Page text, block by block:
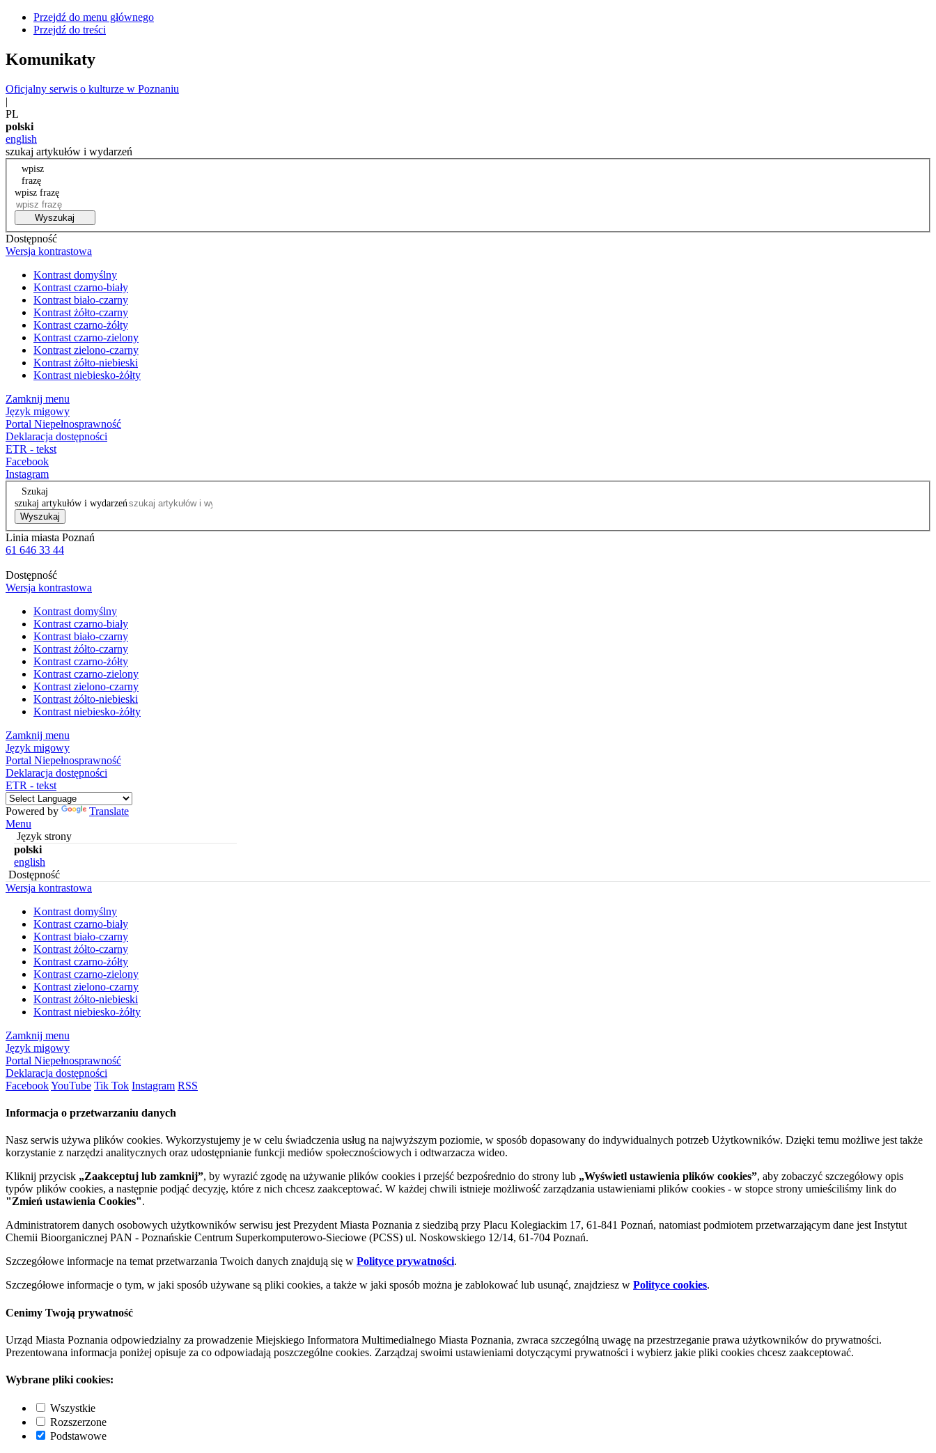
Przejdź do menu głównego
Przejdź do treści
Komunikaty
Oficjalny serwis o kulturze w Poznaniu
|
PL
polski
english
szukaj artykułów i wydarzeń
wpisz
frazę
wpisz frazę
Wyszukaj
Dostępność
Wersja kontrastowa
Kontrast domyślny
Kontrast czarno-biały
Kontrast biało-czarny
Kontrast żółto-czarny
Kontrast czarno-żółty
Kontrast czarno-zielony
Kontrast zielono-czarny
Kontrast żółto-niebieski
Kontrast niebiesko-żółty
Zamknij menu
Język migowy
Portal Niepełnosprawność
Deklaracja dostępności
ETR - tekst
Facebook
Instagram
Szukaj
szukaj artykułów i wydarzeń
Wyszukaj
Linia miasta Poznań
61 646 33 44
Dostępność
Wersja kontrastowa
Kontrast domyślny
Kontrast czarno-biały
Kontrast biało-czarny
Kontrast żółto-czarny
Kontrast czarno-żółty
Kontrast czarno-zielony
Kontrast zielono-czarny
Kontrast żółto-niebieski
Kontrast niebiesko-żółty
Zamknij menu
Język migowy
Portal Niepełnosprawność
Deklaracja dostępności
ETR - tekst
Powered by
Translate
Menu
Język strony
polski
english
Dostępność
Wersja kontrastowa
Kontrast domyślny
Kontrast czarno-biały
Kontrast biało-czarny
Kontrast żółto-czarny
Kontrast czarno-żółty
Kontrast czarno-zielony
Kontrast zielono-czarny
Kontrast żółto-niebieski
Kontrast niebiesko-żółty
Zamknij menu
Język migowy
Portal Niepełnosprawność
Deklaracja dostępności
FacebookYouTube Tik Tok Instagram RSS
Informacja o przetwarzaniu danych
Nasz serwis używa plików cookies. Wykorzystujemy je w celu świadczenia usług na najwyższym poziomie, w sposób dopasowany do indywidualnych potrzeb Użytkowników. Dzięki temu możliwe jest także
korzystanie z narzędzi analitycznych oraz udostępnianie funkcji mediów społecznościowych i odtwarzacza wideo.
Kliknij przycisk „Zaakceptuj lub zamknij”, by wyrazić zgodę na używanie plików cookies i przejść bezpośrednio do strony lub „Wyświetl ustawienia plików cookies”, aby zobaczyć szczegółowy opis
typów plików cookies, a następnie podjąć decyzję, które z nich chcesz zaakceptować. W każdej chwili istnieje możliwość zarządzania ustawieniami plików cookies - w stopce strony umieściliśmy link do
"Zmień ustawienia Cookies".
Administratorem danych osobowych użytkowników serwisu jest Prezydent Miasta Poznania z siedzibą przy Placu Kolegiackim 17, 61-841 Poznań, natomiast podmiotem przetwarzającym dane jest Instytut
Chemii Bioorganicznej PAN - Poznańskie Centrum Superkomputerowo-Sieciowe (PCSS) ul. Noskowskiego 12/14, 61-704 Poznań.
Szczegółowe informacje na temat przetwarzania Twoich danych znajdują się w Polityce prywatności.
Szczegółowe informacje o tym, w jaki sposób używane są pliki cookies, a także w jaki sposób można je zablokować lub usunąć, znajdziesz w Polityce cookies.
Cenimy Twoją prywatność
Urząd Miasta Poznania odpowiedzialny za prowadzenie Miejskiego Informatora Multimedialnego Miasta Poznania, zwraca szczególną uwagę na przestrzeganie prawa użytkowników do prywatności.
Prezentowana informacja poniżej opisuje za co odpowiadają poszczególne cookies. Zarządzaj swoimi ustawieniami dotyczącymi prywatności i wybierz jakie pliki cookies chcesz zaakceptować.
Wybrane pliki cookies:
Wszystkie
Rozszerzone
Podstawowe